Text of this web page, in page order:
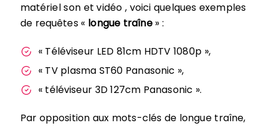
matériel son et vidéo , voici quelques exemples
de requêtes « longue traîne» :
« Téléviseur LED 81cm HDTV 1080p »,
« TV plasma ST60 Panasonic »,
« téléviseur 3D 127cm Panasonic ».
Par opposition aux mots-clés de longue traîne,